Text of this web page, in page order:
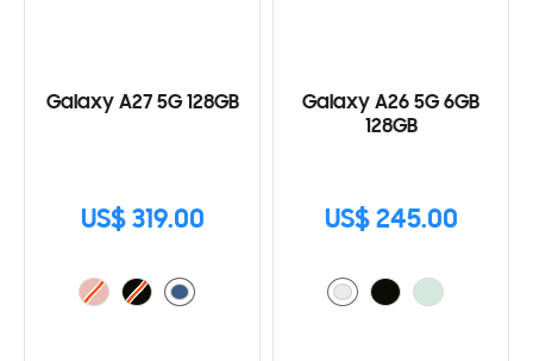
Galaxy A27 5G 128GB
US$ 319.00
Galaxy A26 5G 6GB
128GB
US$ 245.00